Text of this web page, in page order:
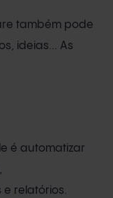
também pode
ideias... As
é automatizar
relatórios.